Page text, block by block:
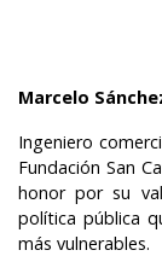
Marcelo
Ingeniero
Fundación San
honor por su
política pública
más vulnerables.